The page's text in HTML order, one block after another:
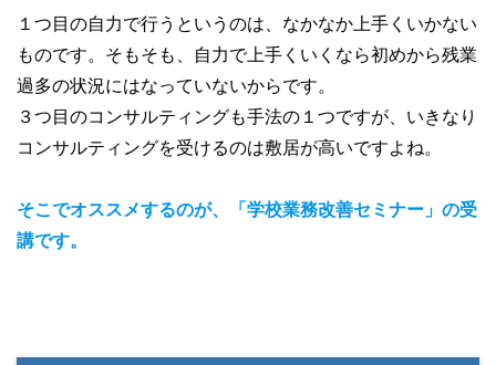
１つ目の自力で行うというのは、なかなか上手くいかない
ものです。そもそも、自力で上手くいくなら初めから残業
過多の状況にはなっていないからです。
３つ目のコンサルティングも手法の１つですが、いきなり
コンサルティングを受けるのは敷居が高いですよね。
そこでオススメするのが、「学校業務改善セミナー」の受
講です。